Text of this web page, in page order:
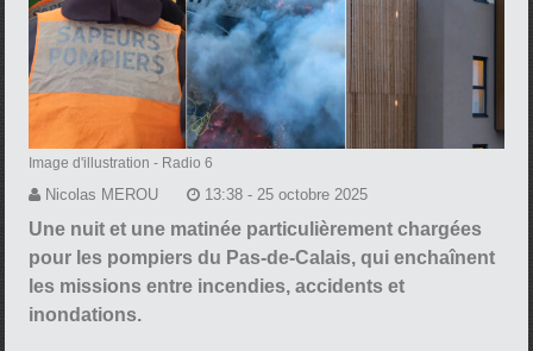
Image d'illustration - Radio 6
Nicolas MEROU 13:38 - 25 octobre 2025
Une nuit et une matinée particulièrement chargées
pour les pompiers du Pas-de-Calais, qui enchaînent
les missions entre incendies, accidents et
inondations.